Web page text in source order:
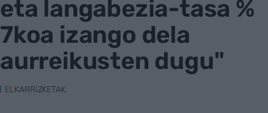
eta langabezia-tasa %
7koa izango dela
aurreikusten dugu"
ELKARRIZKETAK